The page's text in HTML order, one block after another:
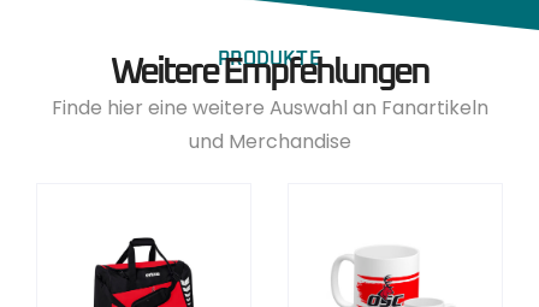
PRODUKTE
Weitere Empfehlungen
Finde hier eine weitere Auswahl an Fanartikeln
und Merchandise